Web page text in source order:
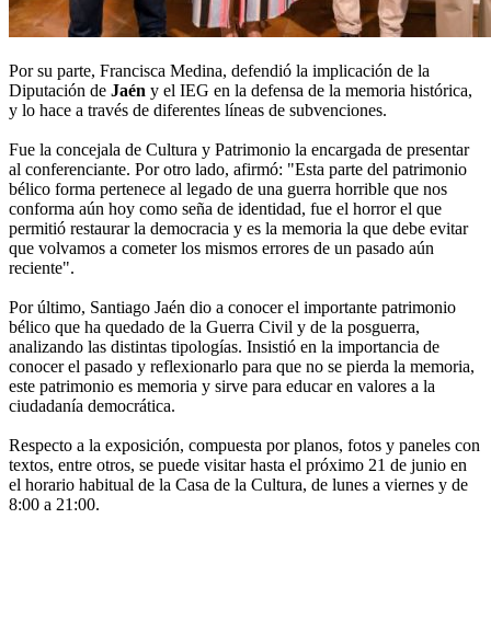
Por su parte, Francisca Medina, defendió la implicación de la
Diputación de Jaén y el IEG en la defensa de la memoria histórica,
y lo hace a través de diferentes líneas de subvenciones.
Fue la concejala de Cultura y Patrimonio la encargada de presentar
al conferenciante. Por otro lado, afirmó: "Esta parte del patrimonio
bélico forma pertenece al legado de una guerra horrible que nos
conforma aún hoy como seña de identidad, fue el horror el que
permitió restaurar la democracia y es la memoria la que debe evitar
que volvamos a cometer los mismos errores de un pasado aún
reciente".
Por último, Santiago Jaén dio a conocer el importante patrimonio
bélico que ha quedado de la Guerra Civil y de la posguerra,
analizando las distintas tipologías. Insistió en la importancia de
conocer el pasado y reflexionarlo para que no se pierda la memoria,
este patrimonio es memoria y sirve para educar en valores a la
ciudadanía democrática.
Respecto a la exposición, compuesta por planos, fotos y paneles con
textos, entre otros, se puede visitar hasta el próximo 21 de junio en
el horario habitual de la Casa de la Cultura, de lunes a viernes y de
8:00 a 21:00.